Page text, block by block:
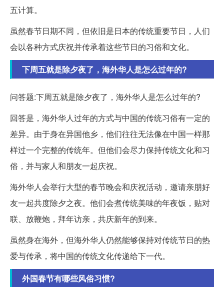
五计算。
虽然春节日期不同，但依旧是日本的传统重要节日，人们
会以各种方式庆祝并传承着这些节日的习俗和文化。
下周五就是除夕夜了，海外华人是怎么过年的?
问答题:下周五就是除夕夜了，海外华人是怎么过年的?
回答是，海外华人过年的方式与中国的传统习俗有一定的
差异。由于身在异国他乡，他们往往无法像在中国一样那
样过一个完整的传统年。但他们会尽力保持传统文化和习
俗，并与家人和朋友一起庆祝。
海外华人会举行大型的春节晚会和庆祝活动，邀请亲朋好
友一起共度除夕之夜。他们会煮传统美味的年夜饭，贴对
联、放鞭炮，拜年访亲，共庆新年的到来。
虽然身在海外，但海外华人仍然能够保持对传统节日的热
爱与传承，将中国的传统文化传递给下一代。
外国春节有哪些风俗习惯?